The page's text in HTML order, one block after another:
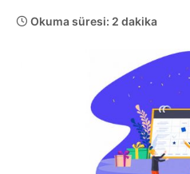
Okuma süresi: 2 dakika